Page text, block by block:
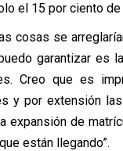
el 15 por ciento
cosas se
garantizar es
Creo que es
y por extensión
expansión de
están llegando”.